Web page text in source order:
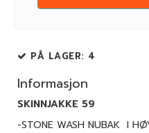
PÅ LAGER: 4
Informasjon
SKINNJAKKE 59
-STONE WASH NUBAK I